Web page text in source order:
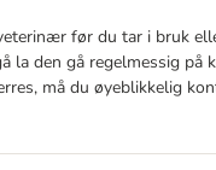
før du tar i bruk
la den gå regelmessig
må du øyeblikkelig